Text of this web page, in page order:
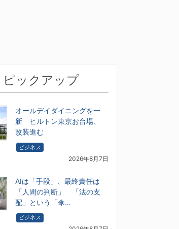
ピックアップ
オールデイダイニングを一
新 ヒルトン東京お台場、
改装進む
ビジネス
2026年8月7日
AIは「手段」、最終責任は
「人間の判断」 「法の支
配」という「傘…
ビジネス